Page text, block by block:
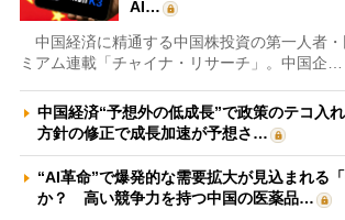
AI…
中国経済に精通する中国株投資の第一人者・
ミアム連載「チャイナ・リサーチ」。中国企…
中国経済“予想外の低成長”で政策のテコ入
方針の修正で成長加速が予想さ…
“AI革命”で爆発的な需要拡大が見込まれる
か？ 高い競争力を持つ中国の医薬品…